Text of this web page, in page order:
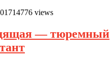
14776 views
— тюремный